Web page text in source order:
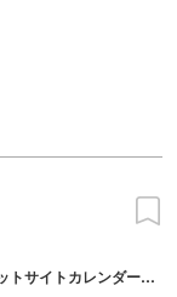
2026/03/20(金・祝) ～ 10/12(月・祝) 休館日：各チケットサイトカレンダーにてご確認ください。